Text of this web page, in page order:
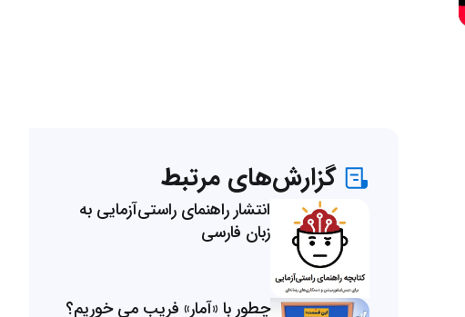
گزارش‌های مرتبط
انتشار راهنمای راستی‌آزمایی به
زبان فارسی
چطور با «آمار» فریب می خوریم؟